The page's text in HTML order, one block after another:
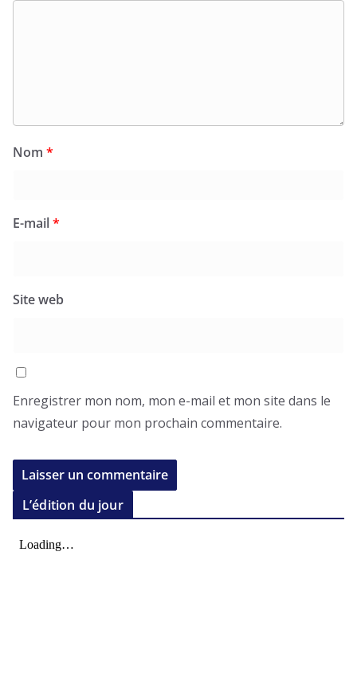
Nom *
E-mail*
Site web
Enregistrer mon nom, mon e-mail et mon site dans le
navigateur pour mon prochain commentaire.
L’édition du jour